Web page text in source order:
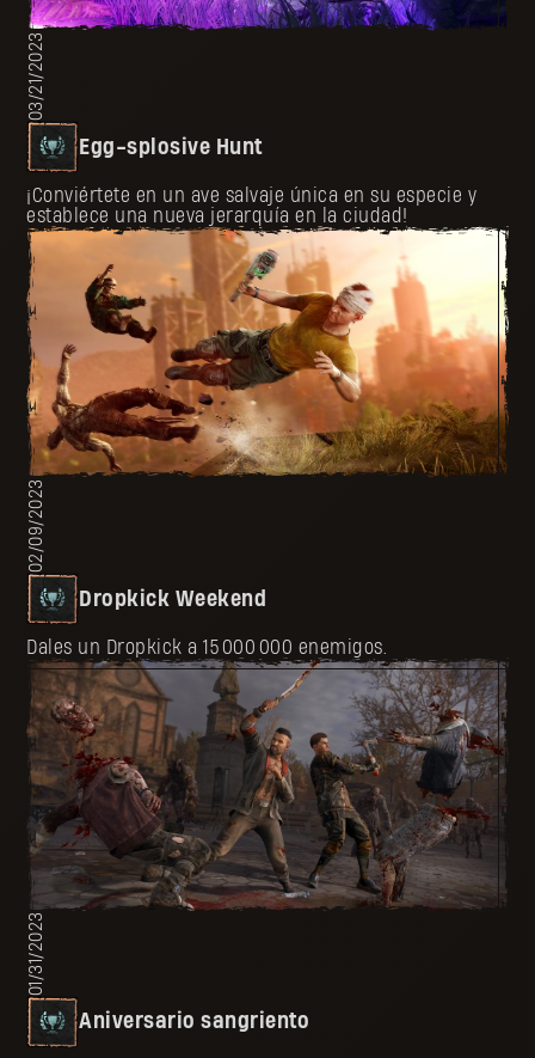
03/21/2023
Egg-splosive Hunt
¡Conviértete en un ave salvaje única en su especie y
establece una nueva jerarquía en la ciudad!
02/09/2023
Dropkick Weekend
Dales un Dropkick a 15 000 000 enemigos.
01/31/2023
Aniversario sangriento